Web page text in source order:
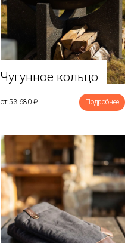
Чугунное кольцо
от 53 680 ₽ Подробнее